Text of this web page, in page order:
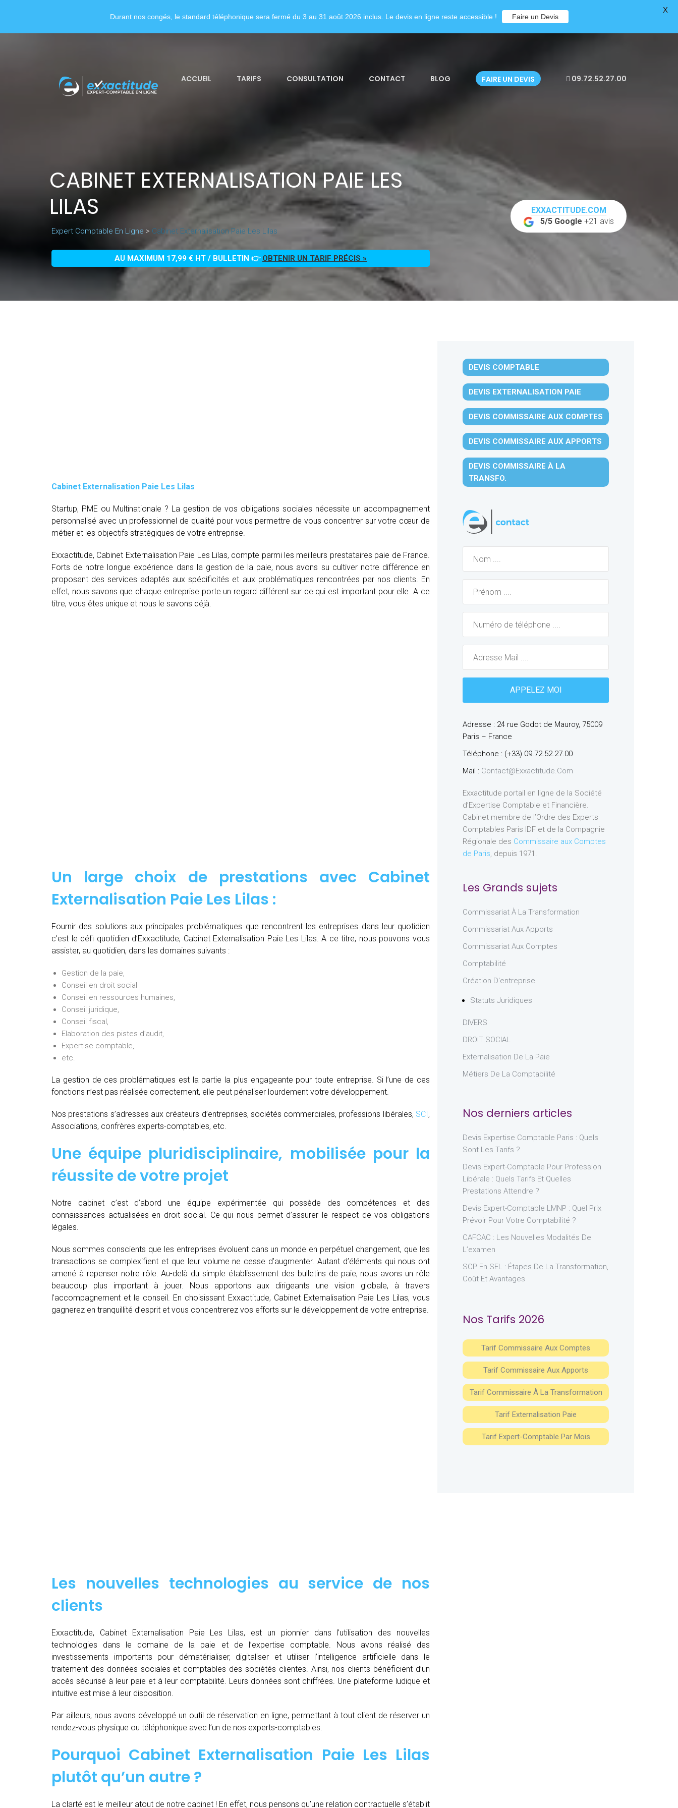
ACCUEIL TARIFS CONSULTATION CONTACT BLOG FAIRE UN DEVIS 09.72.52.27.00
CABINET EXTERNALISATION PAIE LES
LILAS
Expert Comptable En Ligne > Cabinet Externalisation Paie Les Lilas
AU MAXIMUM 17,99 € HT / BULLETIN 👉 OBTENIR UN TARIF PRÉCIS »
EXXACTITUDE.COM
5/5 Google +21 avis
Cabinet Externalisation Paie Les Lilas
Startup, PME ou Multinationale ? La gestion de vos obligations sociales nécessite un accompagnement
personnalisé avec un professionnel de qualité pour vous permettre de vous concentrer sur votre cœur de
métier et les objectifs stratégiques de votre entreprise.
Exxactitude, Cabinet Externalisation Paie Les Lilas, compte parmi les meilleurs prestataires paie de France.
Forts de notre longue expérience dans la gestion de la paie, nous avons su cultiver notre différence en
proposant des services adaptés aux spécificités et aux problématiques rencontrées par nos clients. En
effet, nous savons que chaque entreprise porte un regard différent sur ce qui est important pour elle. A ce
titre, vous êtes unique et nous le savons déjà.
Un large choix de prestations avec Cabinet
Externalisation Paie Les Lilas :
Fournir des solutions aux principales problématiques que rencontrent les entreprises dans leur quotidien
c’est le défi quotidien d’Exxactitude, Cabinet Externalisation Paie Les Lilas. A ce titre, nous pouvons vous
assister, au quotidien, dans les domaines suivants :
Gestion de la paie,
Conseil en droit social
Conseil en ressources humaines,
Conseil juridique,
Conseil fiscal,
Elaboration des pistes d’audit,
Expertise comptable,
etc.
La gestion de ces problématiques est la partie la plus engageante pour toute entreprise. Si l’une de ces
fonctions n’est pas réalisée correctement, elle peut pénaliser lourdement votre développement.
Nos prestations s’adresses aux créateurs d’entreprises, sociétés commerciales, professions libérales, SCI,
Associations, confrères experts-comptables, etc.
Une équipe pluridisciplinaire, mobilisée pour la
réussite de votre projet
Notre cabinet c’est d’abord une équipe expérimentée qui possède des compétences et des
connaissances actualisées en droit social. Ce qui nous permet d’assurer le respect de vos obligations
légales.
Nous sommes conscients que les entreprises évoluent dans un monde en perpétuel changement, que les
transactions se complexifient et que leur volume ne cesse d’augmenter. Autant d’éléments qui nous ont
amené à repenser notre rôle. Au-delà du simple établissement des bulletins de paie, nous avons un rôle
beaucoup plus important à jouer. Nous apportons aux dirigeants une vision globale, à travers
l’accompagnement et le conseil. En choisissant Exxactitude, Cabinet Externalisation Paie Les Lilas, vous
gagnerez en tranquillité d’esprit et vous concentrerez vos efforts sur le développement de votre entreprise.
Les nouvelles technologies au service de nos
clients
Exxactitude, Cabinet Externalisation Paie Les Lilas, est un pionnier dans l’utilisation des nouvelles
technologies dans le domaine de la paie et de l’expertise comptable. Nous avons réalisé des
investissements importants pour dématérialiser, digitaliser et utiliser l’intelligence artificielle dans le
traitement des données sociales et comptables des sociétés clientes. Ainsi, nos clients bénéficient d’un
accès sécurisé à leur paie et à leur comptabilité. Leurs données sont chiffrées. Une plateforme ludique et
intuitive est mise à leur disposition.
Par ailleurs, nous avons développé un outil de réservation en ligne, permettant à tout client de réserver un
rendez-vous physique ou téléphonique avec l’un de nos experts-comptables.
Pourquoi Cabinet Externalisation Paie Les Lilas
plutôt qu’un autre ?
La clarté est le meilleur atout de notre cabinet ! En effet, nous pensons qu’une relation contractuelle s’établit
DEVIS COMPTABLE
DEVIS EXTERNALISATION PAIE
DEVIS COMMISSAIRE AUX COMPTES
DEVIS COMMISSAIRE AUX APPORTS
DEVIS COMMISSAIRE À LA
TRANSFO.
Adresse : 24 rue Godot de Mauroy, 75009
Paris – France
Téléphone : (+33) 09.72.52.27.00
Mail : Contact@exxactitude.com
Exxactitude portail en ligne de la Société
d’Expertise Comptable et Financière.
Cabinet membre de l’Ordre des Experts
Comptables Paris IDF et de la Compagnie
Régionale des Commissaire aux Comptes
de Paris, depuis 1971.
Les Grands sujets
Commissariat À La Transformation
Commissariat Aux Apports
Commissariat Aux Comptes
Comptabilité
Création D'entreprise
Statuts Juridiques
DIVERS
DROIT SOCIAL
Externalisation De La Paie
Métiers De La Comptabilité
Nos derniers articles
Devis Expertise Comptable Paris : Quels
Sont Les Tarifs ?
Devis Expert-Comptable Pour Profession
Libérale : Quels Tarifs Et Quelles
Prestations Attendre ?
Devis Expert-Comptable LMNP : Quel Prix
Prévoir Pour Votre Comptabilité ?
CAFCAC : Les Nouvelles Modalités De
L’examen
SCP En SEL : Étapes De La Transformation,
Coût Et Avantages
Nos Tarifs 2026
Tarif Commissaire Aux Comptes
Tarif Commissaire Aux Apports
Tarif Commissaire À La Transformation
Tarif Externalisation Paie
Tarif Expert-Comptable Par Mois
Durant nos congés, le standard téléphonique sera fermé du 3 au 31 août 2026 inclus. Le devis en ligne reste accessible ! Faire un Devis
X